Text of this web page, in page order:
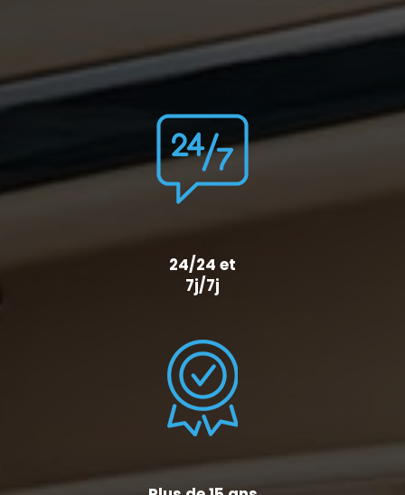
24/24 et
7j/7j